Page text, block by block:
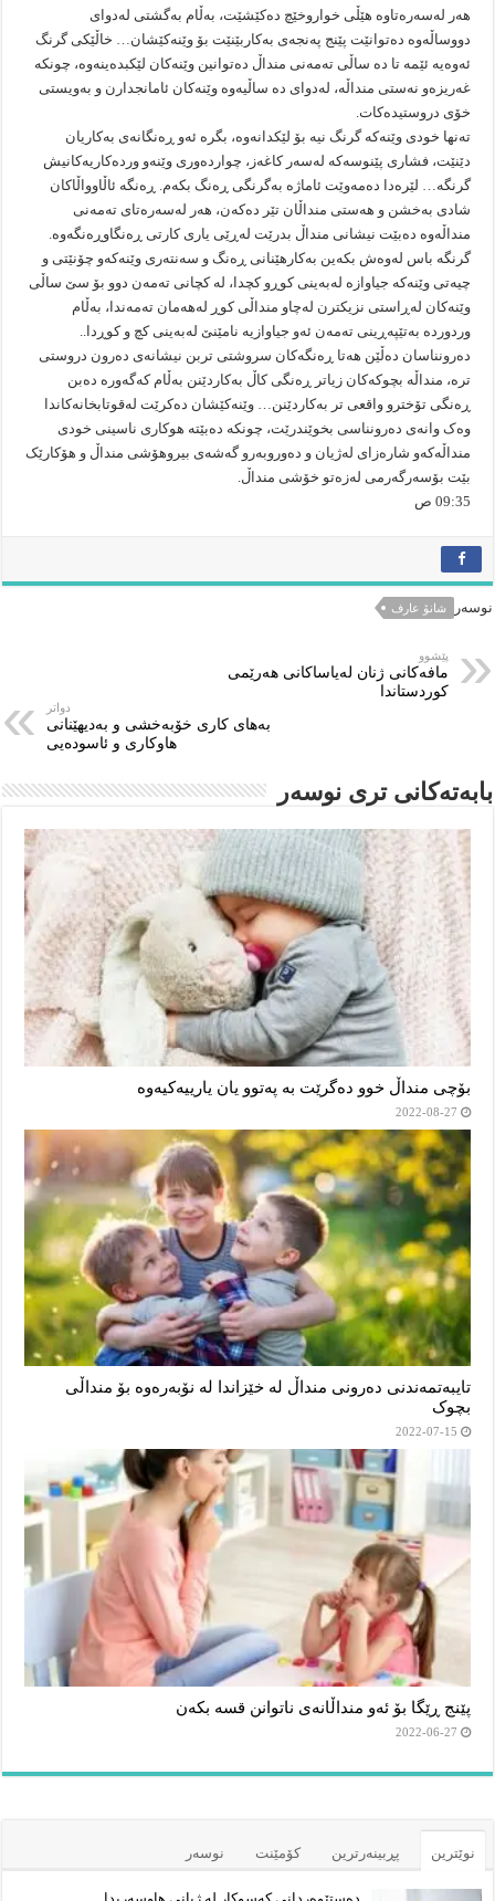
هەر لەسەرەتاوە هێڵی خواروخێچ دەکێشێت، بەڵام بەگشتی لەدوای
دووساڵەوە دەتوانێت پێنج پەنجەی بەکاربێنێت بۆ وێنەکێشان… خاڵێکی گرنگ
ئەوەیە ئێمە تا دە ساڵی تەمەنی منداڵ دەتوانین وێنەکان لێکبدەینەوە، چونکە
غەریزەو نەستی منداڵە، لەدوای دە ساڵیەوە وێنەکان ئامانجدارن و بەویستی
خۆی دروستیدەکات.
تەنها خودی وێنەکە گرنگ نیە بۆ لێکدانەوە، بگرە ئەو ڕەنگانەی بەکاریان
دێنێت، فشاری پێنوسەکە لەسەر کاغەز، چواردەوری وێنەو وردەکاریەکانیش
گرنگە… لێرەدا دەمەوێت ئاماژە بەگرنگی ڕەنگ بکەم. ڕەنگە ئاڵاوواڵاکان
شادی بەخشن و هەستی منداڵان تێر دەکەن، هەر لەسەرەتای تەمەنی
منداڵەوە دەبێت نیشانی منداڵ بدرێت لەڕێی یاری کارتی ڕەنگاوڕەنگەوە.
گرنگە باس لەوەش بکەین بەکارهێنانی ڕەنگ و سەنتەری وێنەکەو چۆنێتی و
چیەتی وێنەکە جیاوازە لەبەینی کوڕو کچدا، لە کچانی تەمەن دوو بۆ سێ ساڵی
وێنەکان لەڕاستی نزیکترن لەچاو منداڵی کوڕ لەهەمان تەمەندا، بەڵام
وردوردە بەتێپەڕینی تەمەن ئەو جیاوازیە نامێنێ لەبەینی کچ و کوڕدا..
دەرونناسان دەڵێن هەتا ڕەنگەکان سروشتی تربن نیشانەی دەرون دروستی
ترە، منداڵە بچوکەکان زیاتر ڕەنگی کاڵ بەکاردێنن بەڵام کەگەورە دەبن
ڕەنگی تۆخترو واقعی تر بەکاردێنن… وێنەکێشان دەکرێت لەقوتابخانەکاندا
وەک وانەی دەرونناسی بخوێندرێت، چونکە دەبێتە هوکاری ناسینی خودی
منداڵەکەو شارەزای لەژیان و دەوروبەرو گەشەی بیروهۆشی منداڵ و هۆکارێک
بێت بۆسەرگەرمی لەزەتو خۆشی منداڵ.
09:35 ص
نوسەر شانۆ عارف
پێشوو
مافه‌كانی ژنان له‌یاساكانی هه‌رێمی
كوردستاندا
دواتر
به‌هاى كارى خۆبه‌خشى و به‌دیهێنانى
هاوكارى و ئاسوده‌یى
بابەتەکانى ترى نوسەر
بۆچی منداڵ خوو دەگرێت بە پەتوو یان یارییەکیەوە
2022-08-27
تایبەتمەندنی دەرونی منداڵ لە خێزاندا لە نۆبەرەوە بۆ منداڵی
بچوک
2022-07-15
پێنج ڕێگا بۆ ئەو منداڵانەی ناتوانن قسە بکەن
2022-06-27
نوێترین پڕبینەرترین کۆمێنت نوسەر